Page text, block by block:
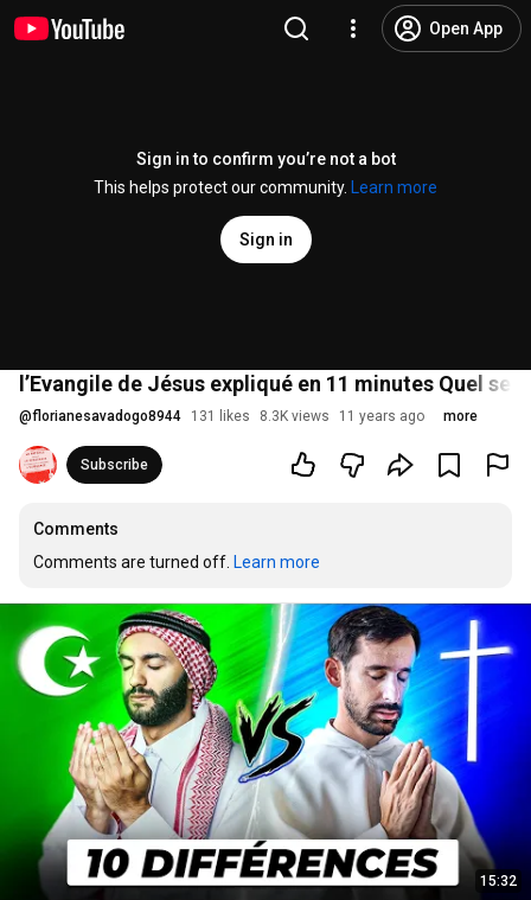
Open App
Sign in to confirm you’re not a bot
This helps protect our community.
Learn more
Sign in
l’Evangile de Jésus expliqué en 11 minutes Quel
@florianesavadogo8944 131 likes 8.3K views 11 years ago more
Subscribe
Comments
Comments are turned off. Learn more
15:32